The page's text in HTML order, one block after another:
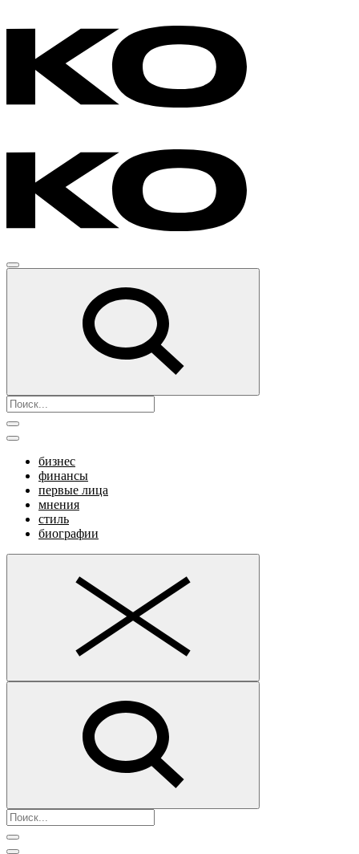
бизнес
финансы
первые лица
мнения
стиль
биографии